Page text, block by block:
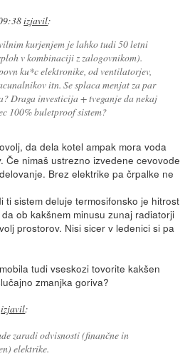
izjavil:
kurjenjem je lahko tudi 50 letni
v kombinaciji z zalogovnikom).
ku*c elektronike, od ventilatorjev,
itn. Se splaca menjat za par
Draga investicija + tveganje da nekaj
100% buletproof sistem?
da dela kotel ampak mora voda
Če nimaš ustrezno izvedene cevovode
Brez elektrike pa črpalke ne
ti sistem deluje termosifonsko je hitrost
ob kakšnem minusu zunaj radiatorji
prostorov. Nisi sicer v ledenici si pa
tudi vseskozi tovorite kakšen
zmanjka goriva?
izjavil:
zaradi odvisnosti (finančne in
elektrike.